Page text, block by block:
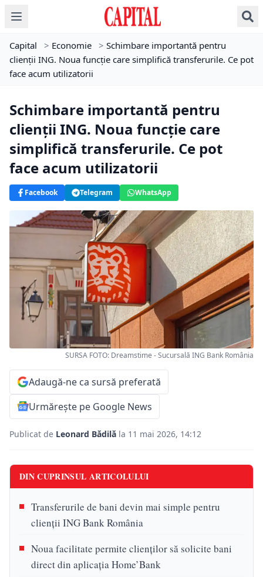
Capital > Economie > Schimbare importantă pentru
clienții ING. Noua funcție care simplifică transferurile. Ce pot
face acum utilizatorii
Schimbare importantă pentru
clienții ING. Noua funcție care
simplifică transferurile. Ce pot
face acum utilizatorii
Facebook Telegram WhatsApp
SURSA FOTO: Dreamstime - Sucursală ING Bank România
Adaugă-ne ca sursă preferată
Urmărește pe Google News
Publicat de Leonard Bădilă la 11 mai 2026, 14:12
DIN CUPRINSUL ARTICOLULUI
Transferurile de bani devin mai simple pentru
clienții ING Bank România
Noua facilitate permite clienților să solicite bani
direct din aplicația Home’Bank